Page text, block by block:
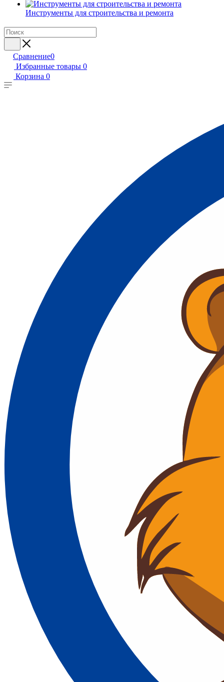
Инструменты для строительства и ремонта
Сравнение0
Избранные товары 0
Корзина 0